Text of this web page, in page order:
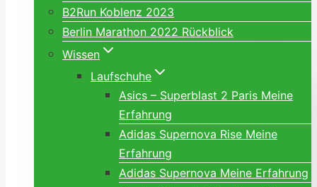
B2Run Koblenz 2023
Berlin Marathon 2022 Rückblick
Wissen
Laufschuhe
Asics – Superblast 2 Paris Meine
Erfahrung
Adidas Supernova Rise Meine
Erfahrung
Adidas Supernova Meine Erfahrung